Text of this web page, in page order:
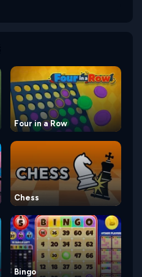
Four in a Row
Chess
Bingo